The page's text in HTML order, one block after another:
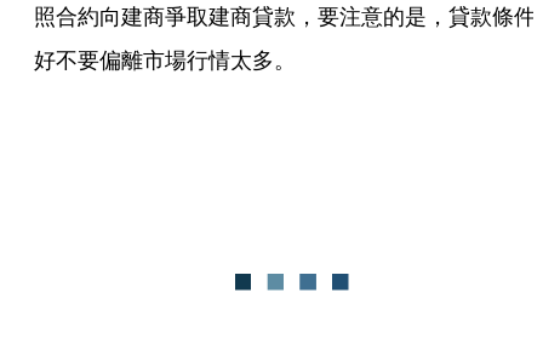
照合約向建商爭取建商貸款，要注意的是，貸款條件
好不要偏離市場行情太多。